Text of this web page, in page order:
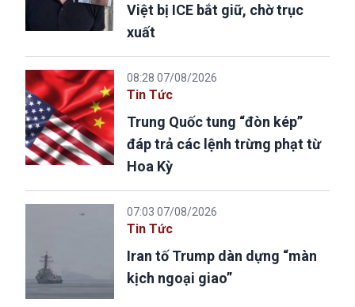
Việt bị ICE bắt giữ, chờ trục
xuất
08:28 07/08/2026
Tin Tức
Trung Quốc tung “đòn kép”
đáp trả các lệnh trừng phạt từ
Hoa Kỳ
07:03 07/08/2026
Tin Tức
Iran tố Trump dàn dựng “màn
kịch ngoại giao”